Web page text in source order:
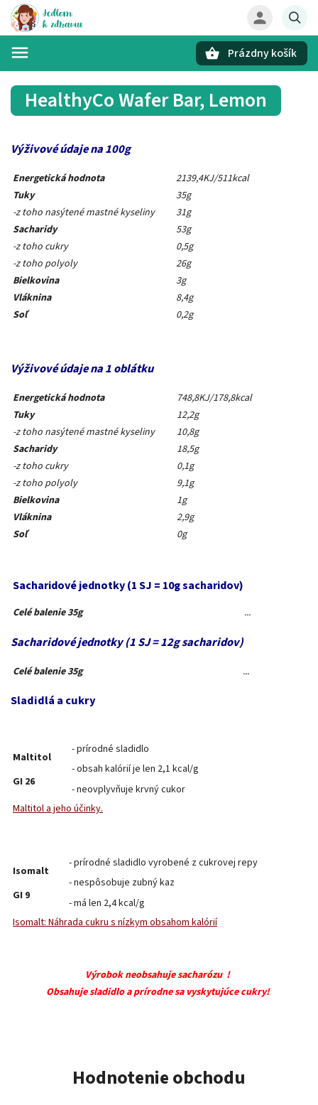
Prázdny košík
HealthyCo Wafer Bar, Lemon
Výživové údaje na 100g
Energetická hodnota
2139,4KJ/511kcal
Tuky
35g
-z toho nasýtené mastné kyseliny
31g
Sacharidy
53g
-z toho cukry
0,5g
-z toho polyoly
26g
Bielkovina
3g
Vláknina
8,4g
Soľ
0,2g
Výživové údaje na 1 oblátku
Energetická hodnota
748,8KJ/178,8kcal
Tuky
12,2g
-z toho nasýtené mastné kyseliny
10,8g
Sacharidy
18,5g
-z toho cukry
0,1g
-z toho polyoly
9,1g
Bielkovina
1g
Vláknina
2,9g
Soľ
0g
Sacharidové jednotky (1 SJ = 10g sacharidov)
Celé balenie 35g ...
Sacharidové jednotky (1 SJ = 12g sacharidov)
Celé balenie 35g ...
Sladidlá a cukry
Maltitol
GI 26
- prírodné sladidlo
- obsah kalórií je len 2,1 kcal/g
- neovplyvňuje krvný cukor
Maltitol a jeho účinky.
Isomalt
GI 9
- prírodné sladidlo vyrobené z cukrovej repy
- nespôsobuje zubný kaz
- má len 2,4 kcal/g
Isomalt: Náhrada cukru s nízkym obsahom kalórií
Výrobok neobsahuje sacharózu !
Obsahuje sladidlo a prírodne sa vyskytujúce cukry!
Hodnotenie obchodu